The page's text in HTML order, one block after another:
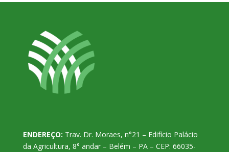
ENDEREÇO: Trav. Dr. Moraes, n°21 – Edifício Palácio
da Agricultura, 8° andar – Belém – PA – CEP: 66035-